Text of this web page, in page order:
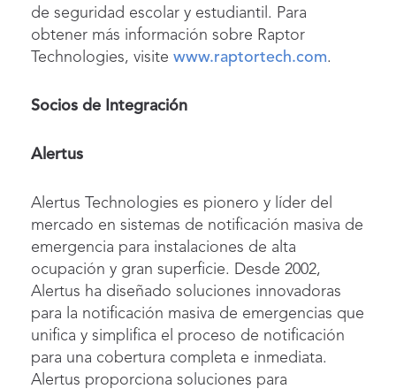
de seguridad escolar y estudiantil. Para
obtener más información sobre Raptor
Technologies, visite www.raptortech.com.
Socios de Integración
Alertus
Alertus Technologies es pionero y líder del
mercado en sistemas de notificación masiva de
emergencia para instalaciones de alta
ocupación y gran superficie. Desde 2002,
Alertus ha diseñado soluciones innovadoras
para la notificación masiva de emergencias que
unifica y simplifica el proceso de notificación
para una cobertura completa e inmediata.
Alertus proporciona soluciones para